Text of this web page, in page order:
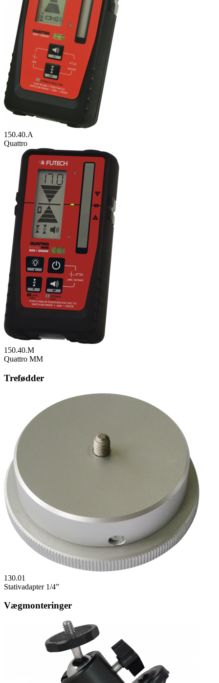
150.40.A
Quattro
150.40.M
Quattro MM
Trefødder
130.01
Stativadapter 1/4”
Vægmonteringer